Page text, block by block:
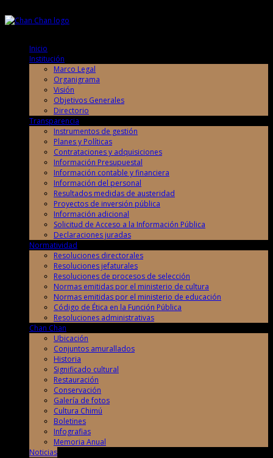
Inicio
Institución
Marco Legal
Organigrama
Visión
Objetivos Generales
Directorio
Transparencia
Instrumentos de gestión
Planes y Políticas
Contrataciones y adquisiciones
Información Presupuestal
Información contable y financiera
Información del personal
Resultados medidas de austeridad
Proyectos de inversión pública
Información adicional
Solicitud de Acceso a la Información Pública
Declaraciones juradas
Normatividad
Resoluciones directorales
Resoluciones jefaturales
Resoluciones de procesos de selección
Normas emitidas por el ministerio de cultura
Normas emitidas por el ministerio de educación
Código de Ética en la Función Pública
Resoluciones administrativas
Chan Chan
Ubicación
Conjuntos amurallados
Historia
Significado cultural
Restauración
Conservación
Galería de fotos
Cultura Chimú
Boletines
Infografias
Memoria Anual
Noticias